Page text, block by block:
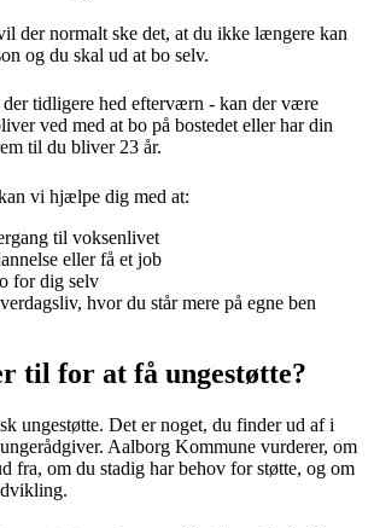
der normalt ske det, at du ikke længere kan
og du skal ud at bo selv.
der tidligere hed efterværn - kan der være
ved med at bo på bostedet eller har din
til du bliver 23 år.
vi hjælpe dig med at:
til voksenlivet
eller få et job
for dig selv
hvor du står mere på egne ben
til for at få ungestøtte?
ungestøtte. Det er noget, du finder ud af i
Aalborg Kommune vurderer, om
fra, om du stadig har behov for støtte, og om